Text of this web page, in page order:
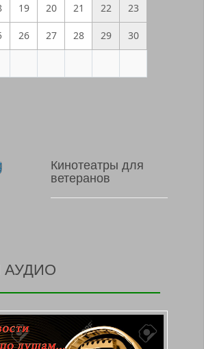
19 20 21 22 23
26 27 28 29 30
Кинотеатры для
ветеранов
АУДИО